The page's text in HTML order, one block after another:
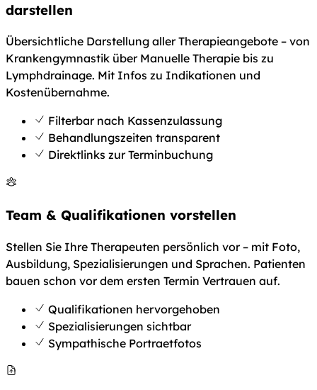
darstellen
Übersichtliche Darstellung aller Therapieangebote – von
Krankengymnastik über Manuelle Therapie bis zu
Lymphdrainage. Mit Infos zu Indikationen und
Kostenübernahme.
Filterbar nach Kassenzulassung
Behandlungszeiten transparent
Direktlinks zur Terminbuchung
Team & Qualifikationen vorstellen
Stellen Sie Ihre Therapeuten persönlich vor – mit Foto,
Ausbildung, Spezialisierungen und Sprachen. Patienten
bauen schon vor dem ersten Termin Vertrauen auf.
Qualifikationen hervorgehoben
Spezialisierungen sichtbar
Sympathische Portraetfotos